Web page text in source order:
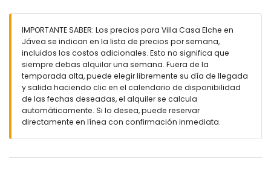
parcela cerrada
maravilloso jardín con césped, árboles y muebles de
jardín con tumbonas
2 terrazas, de las cuales 1 está cubierta
barbacoa
zona de estar al aire libre
4 plazas de aparcamiento privadas
terraza en la azotea
Más información
pueblo más cercano: Jávea (a menos de 5 kilómetros de
IMPORTANTE SABER: Los precios para Villa Casa Elche en
Jávea se indican en la lista de precios por semana,
incluidos los costos adicionales. Esto no significa que
siempre debas alquilar una semana. Fuera de la
temporada alta, puede elegir libremente su día de llegada
y salida haciendo clic en el calendario de disponibilidad
de las fechas deseadas, el alquiler se calcula
automáticamente. Si lo desea, puede reservar
directamente en línea con confirmación inmediata.